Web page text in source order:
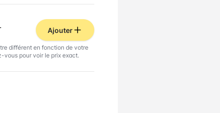
Ajouter
différent en fonction de votre
vous pour voir le prix exact.